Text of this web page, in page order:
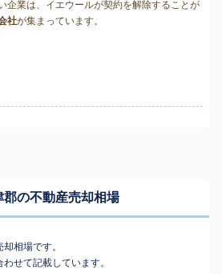
企業は、イエウールが契約を解除することが
社が集まっています。
郡の不動産売却相場
相場です。
せて記載しています。